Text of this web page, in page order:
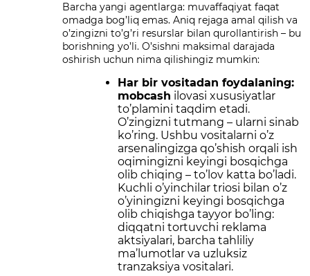
Barcha yangi agentlarga: muvaffaqiyat faqat
omadga bog’liq emas. Aniq rejaga amal qilish va
o’zingizni to’g’ri resurslar bilan qurollantirish – bu
borishning yo’li. O’sishni maksimal darajada
oshirish uchun nima qilishingiz mumkin:
Har bir vositadan foydalaning:
mobcash ilovasi xususiyatlar
to’plamini taqdim etadi.
O’zingizni tutmang – ularni sinab
ko’ring. Ushbu vositalarni o’z
arsenalingizga qo’shish orqali ish
oqimingizni keyingi bosqichga
olib chiqing – to’lov katta bo’ladi.
Kuchli o’yinchilar triosi bilan o’z
o’yiningizni keyingi bosqichga
olib chiqishga tayyor bo’ling:
diqqatni tortuvchi reklama
aktsiyalari, barcha tahliliy
ma’lumotlar va uzluksiz
tranzaksiya vositalari.